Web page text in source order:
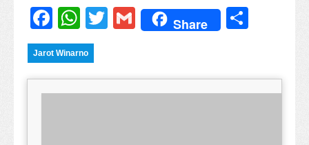
Facebook
WhatsApp
TwitterGmail
Share
Jarot Winarno